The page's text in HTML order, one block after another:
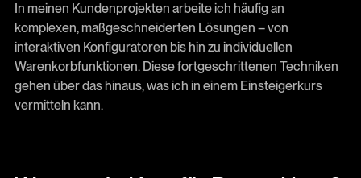
In meinen Kundenprojekten arbeite ich häufig an
komplexen, maßgeschneiderten Lösungen – von
interaktiven Konfiguratoren bis hin zu individuellen
Warenkorbfunktionen. Diese fortgeschrittenen Techniken
gehen über das hinaus, was ich in einem Einsteigerkurs
vermitteln kann.